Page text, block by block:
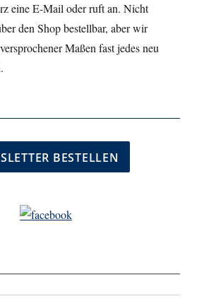
eine E-Mail oder ruft an. Nicht
den Shop bestellbar, aber wir
Maßen fast jedes neu